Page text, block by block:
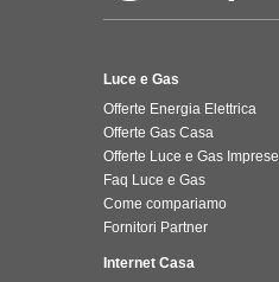
Luce e Gas
Offerte Energia Elettrica
Offerte Gas Casa
Offerte Luce e Gas Imprese
Faq Luce e Gas
Come compariamo
Fornitori Partner
Internet Casa